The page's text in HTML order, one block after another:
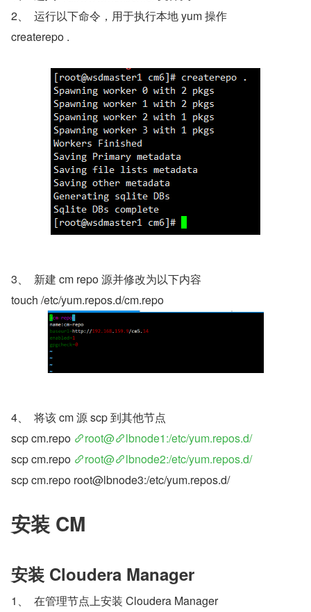
2、  运行以下命令，用于执行本地 yum 操作
createrepo .
3、  新建 cm repo 源并修改为以下内容
touch /etc/yum.repos.d/cm.repo
4、  将该 cm 源 scp 到其他节点
scp cm.repo
root@
lbnode1:/etc/yum.repos.d/
scp cm.repo
root@
lbnode2:/etc/yum.repos.d/
scp cm.repo root@lbnode3:/etc/yum.repos.d/
安装 CM
安装 Cloudera Manager
1、  在管理节点上安装 Cloudera Manager